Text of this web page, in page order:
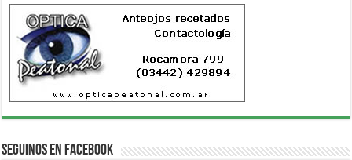
Seguinos en Facebook